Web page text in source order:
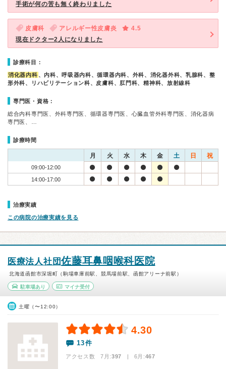
手術が何の苦も無く終わりました
皮膚科 アレルギー性皮膚炎
4.5
現在ドクター2人になりました
診療科目：
消化器内科 、内科、呼吸器内科、循環器内科、外科、消化器外科、乳腺科、整
形外科、リハビリテーション科、皮膚科、肛門科、精神科、放射線科
専門医・資格：
総合内科専門医、外科専門医、循環器専門医、心臓血管外科専門医、消化器病
専門医、…
診療時間
月 火 水 木 金 土 日 祝
09:00-12:00
14:00-17:00
治療実績
この病院の治療実績を見る
医療法人社団佐藤耳鼻咽喉科医院
北海道函館市深堀町（駒場車庫前駅、競馬場前駅、函館アリーナ前駅）
駐車場あり マイナ受付
土曜（〜12:00）
4.30
13件
アクセス数 7月:397 | 6月:467